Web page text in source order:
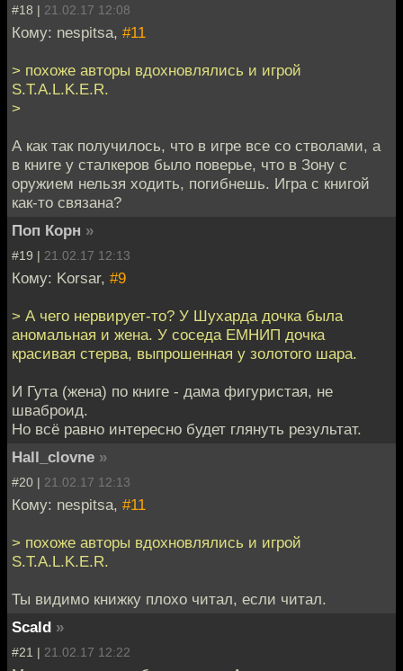
#18 | 21.02.17 12:08
Кому: nespitsa, #11
> похоже авторы вдохновлялись и игрой
S.T.A.L.K.E.R.
>
А как так получилось, что в игре все со стволами, а
в книге у сталкеров было поверье, что в Зону с
оружием нельзя ходить, погибнешь. Игра с книгой
как-то связана?
Поп Корн »
#19 | 21.02.17 12:13
Кому: Korsar, #9
> А чего нервирует-то? У Шухарда дочка была
аномальная и жена. У соседа ЕМНИП дочка
красивая стерва, выпрошенная у золотого шара.
И Гута (жена) по книге - дама фигуристая, не
шваброид.
Но всё равно интересно будет глянуть результат.
Hall_clovne »
#20 | 21.02.17 12:13
Кому: nespitsa, #11
> похоже авторы вдохновлялись и игрой
S.T.A.L.K.E.R.
Ты видимо книжку плохо читал, если читал.
Scald »
#21 | 21.02.17 12:22